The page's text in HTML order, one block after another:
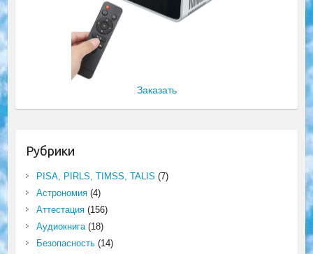
Заказать
Рубрики
PISA, PIRLS, TIMSS, TALIS (7)
Астрономия(4)
Аттестация(156)
Аудиокнига(18)
Безопасность(14)